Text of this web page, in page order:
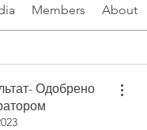
Members About
Одобрено